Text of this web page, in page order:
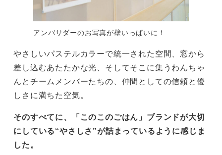
アンバサダーのお写真が壁いっぱいに！
やさしいパステルカラーで統一された空間、窓から
差し込むあたたかな光、そしてそこに集うわんちゃ
んとチームメンバーたちの、仲間としての信頼と優
しさに満ちた空気。
そのすべてに、「このこのごはん」ブランドが大切
にしている“やさしさ”が詰まっているように感じま
した。